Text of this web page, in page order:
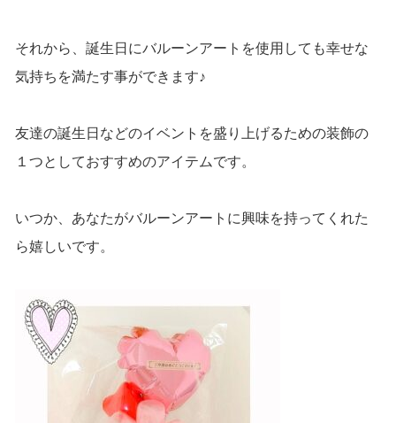
それから、誕生日にバルーンアートを使用しても幸せな
気持ちを満たす事ができます♪
友達の誕生日などのイベントを盛り上げるための装飾の
１つとしておすすめのアイテムです。
いつか、あなたがバルーンアートに興味を持ってくれた
ら嬉しいです。